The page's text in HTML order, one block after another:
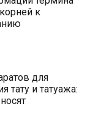
к
для
тату и татуажа: